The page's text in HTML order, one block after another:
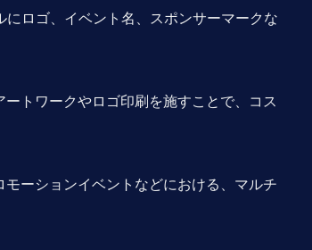
ロゴ、イベント名、スポンサーマークな
トワークやロゴ印刷を施すことで、コス
ーションイベントなどにおける、マルチ